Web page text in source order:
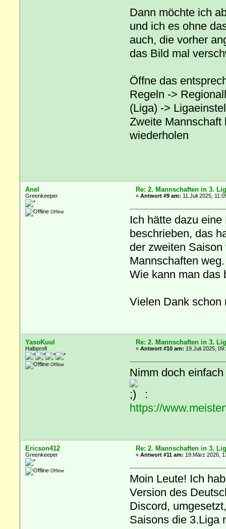
Dann möchte ich
und ich es ohne
auch, die vorher
das Bild mal
Öffne das
Regeln ->
(Liga) ->
Zweite Mannschaft
wiederholen
Anel
Greenkeeper
Offline
Re: 2. Mannschaften in 3.
«Antwort #9 am: 11.Juli 2025,
Ich hätte dazu
beschrieben, das
der zweiten
Mannschaften weg.
Wie kann man das
Vielen Dank schon
YasoKuul
Halbprofi
Offline
Re: 2. Mannschaften in 3.
«Antwort #10 am: 19.Juli 2025,
Nimm doch
:
https://
Ericson412
Greenkeeper
Offline
Re: 2. Mannschaften in 3.
«Antwort #11 am: 19.März 2026,
Moin Leute! Ich
Version des
Discord,
Saisons die 3.Liga